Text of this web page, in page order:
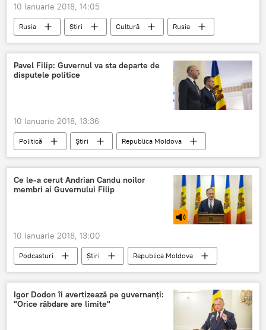
10 Ianuarie 2018, 14:05
Rusia Știri Cultură
Rusia
Moscova
deces actor
Pavel Filip: Guvernul va sta departe de
disputele politice
10 Ianuarie 2018, 13:36
Politică Știri
Republica Moldova
Chișinău
Andrian Candu
Pavel Filip
decret
promulga
Ce le-a cerut Andrian Candu noilor
membri ai Guvernului Filip
10 Ianuarie 2018, 13:00
Podcasturi Știri
Republica Moldova
Politică
Andrian Candu
Alexandru Tănase
Svetlana Cebotari
Igor Dodon îi avertizează pe guvernanți:
"Orice răbdare are limite"